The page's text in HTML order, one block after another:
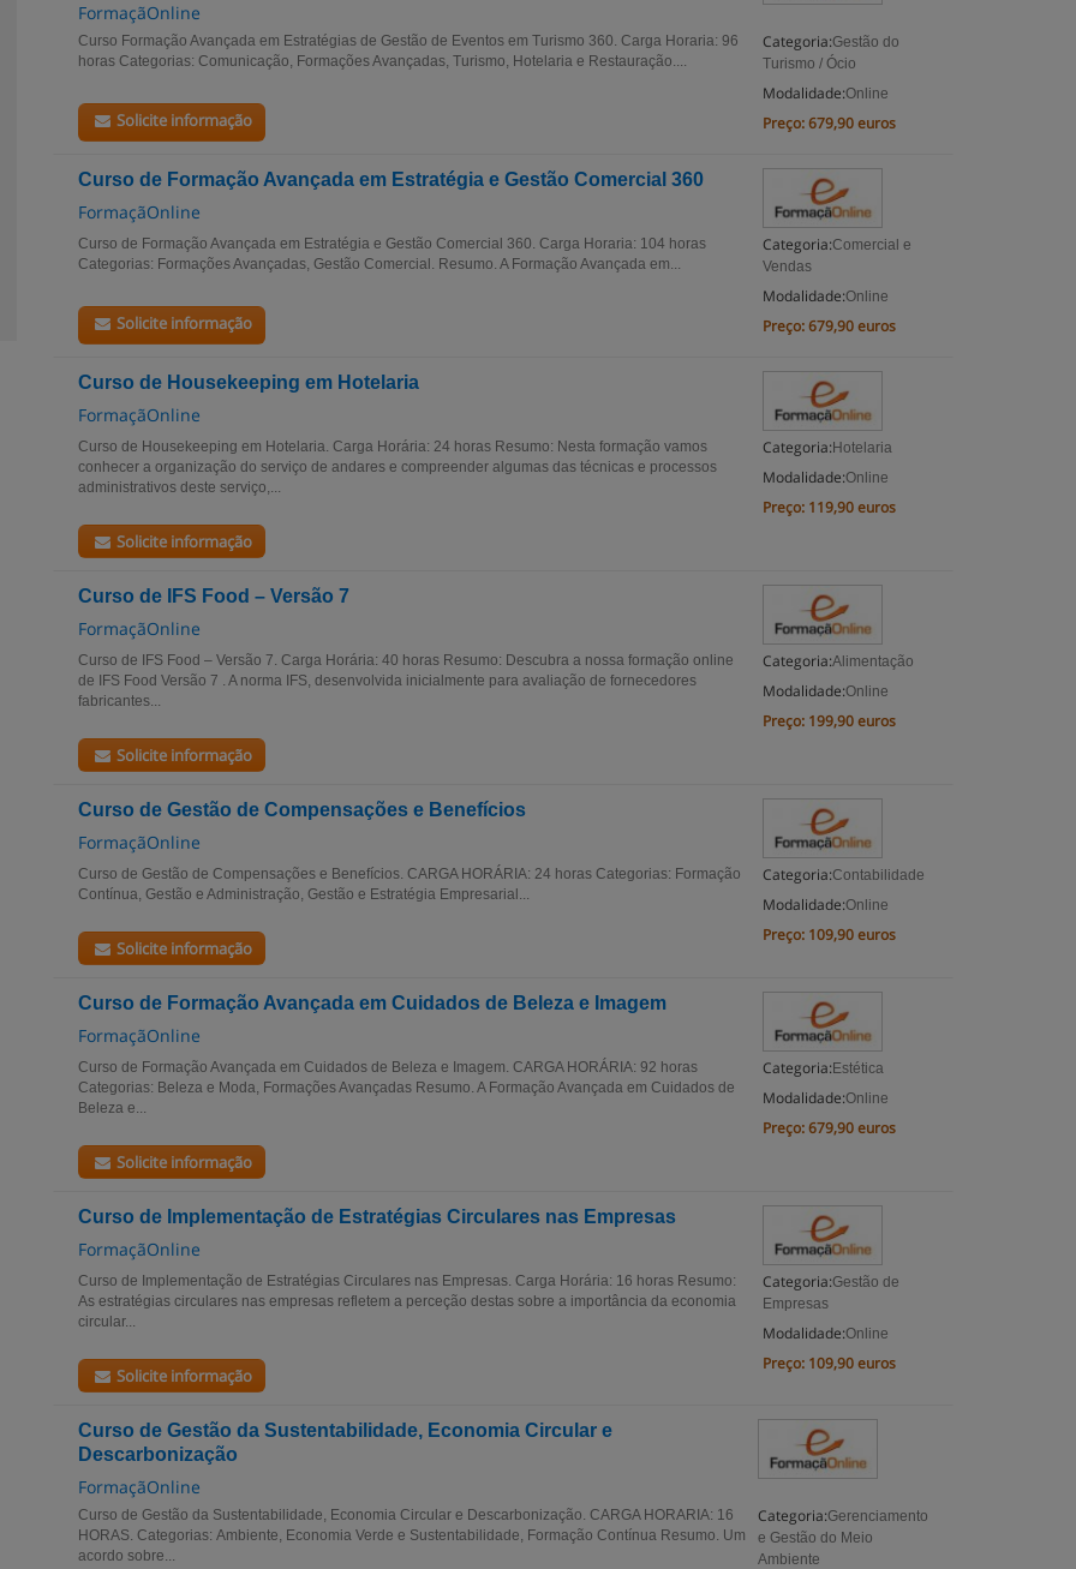
FormaçãOnline
Categoria:Gestão do
Turismo / Ócio
Modalidade:Online
Preço:679,90 euros
Curso Formação Avançada em Estratégias de Gestão de Eventos em Turismo 360. Carga Horaria: 96
horas Categorias: Comunicação, Formações Avançadas, Turismo, Hotelaria e Restauração....
Solicite informação
Curso de Formação Avançada em Estratégia e Gestão Comercial 360
FormaçãOnline
Categoria:Comercial e
Vendas
Modalidade:Online
Preço:679,90 euros
Curso de Formação Avançada em Estratégia e Gestão Comercial 360. Carga Horaria: 104 horas
Categorias: Formações Avançadas, Gestão Comercial. Resumo. A Formação Avançada em...
Solicite informação
Curso de Housekeeping em Hotelaria
FormaçãOnline
Categoria: Hotelaria
Modalidade:Online
Preço: 119,90 euros
Curso de Housekeeping em Hotelaria. Carga Horária: 24 horas Resumo: Nesta formação vamos
conhecer a organização do serviço de andares e compreender algumas das técnicas e processos
administrativos deste serviço,...
Solicite informação
Curso de IFS Food – Versão 7
FormaçãOnline
Categoria:Alimentação
Modalidade:Online
Preço: 199,90 euros
Curso de IFS Food – Versão 7. Carga Horária: 40 horas Resumo: Descubra a nossa formação online
de IFS Food Versão 7 . A norma IFS, desenvolvida inicialmente para avaliação de fornecedores
fabricantes...
Solicite informação
Curso de Gestão de Compensações e Benefícios
FormaçãOnline
Categoria:Contabilidade
Modalidade:Online
Preço: 109,90 euros
Curso de Gestão de Compensações e Benefícios. CARGA HORÁRIA: 24 horas Categorias: Formação
Contínua, Gestão e Administração, Gestão e Estratégia Empresarial...
Solicite informação
Curso de Formação Avançada em Cuidados de Beleza e Imagem
FormaçãOnline
Categoria: Estética
Modalidade:Online
Preço:679,90 euros
Curso de Formação Avançada em Cuidados de Beleza e Imagem. CARGA HORÁRIA: 92 horas
Categorias: Beleza e Moda, Formações Avançadas Resumo. A Formação Avançada em Cuidados de
Beleza e...
Solicite informação
Curso de Implementação de Estratégias Circulares nas Empresas
FormaçãOnline
Categoria:Gestão de
Empresas
Modalidade:Online
Preço: 109,90 euros
Curso de Implementação de Estratégias Circulares nas Empresas. Carga Horária: 16 horas Resumo:
As estratégias circulares nas empresas refletem a perceção destas sobre a importância da economia
circular...
Solicite informação
Curso de Gestão da Sustentabilidade, Economia Circular e
Descarbonização
FormaçãOnline
Categoria:Gerenciamento
e Gestão do Meio
Ambiente
Curso de Gestão da Sustentabilidade, Economia Circular e Descarbonização. CARGA HORARIA: 16
HORAS. Categorias: Ambiente, Economia Verde e Sustentabilidade, Formação Contínua Resumo. Um
acordo sobre...